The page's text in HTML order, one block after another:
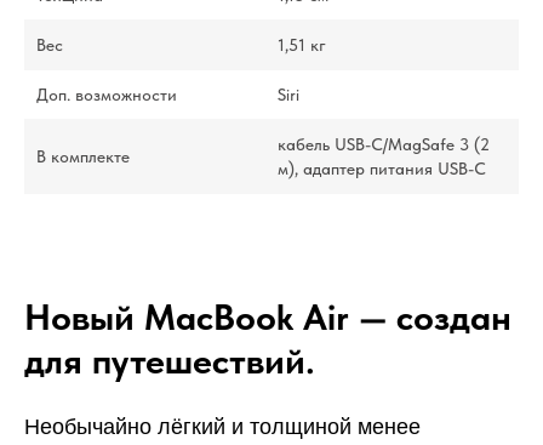
Вес 1,51 кг
Доп. возможности Siri
В комплекте
кабель USB-C/MagSafe 3 (2
м), адаптер питания USB-C
Новый MacBook Air — создан
для путешествий.
Необычайно лёгкий и толщиной менее